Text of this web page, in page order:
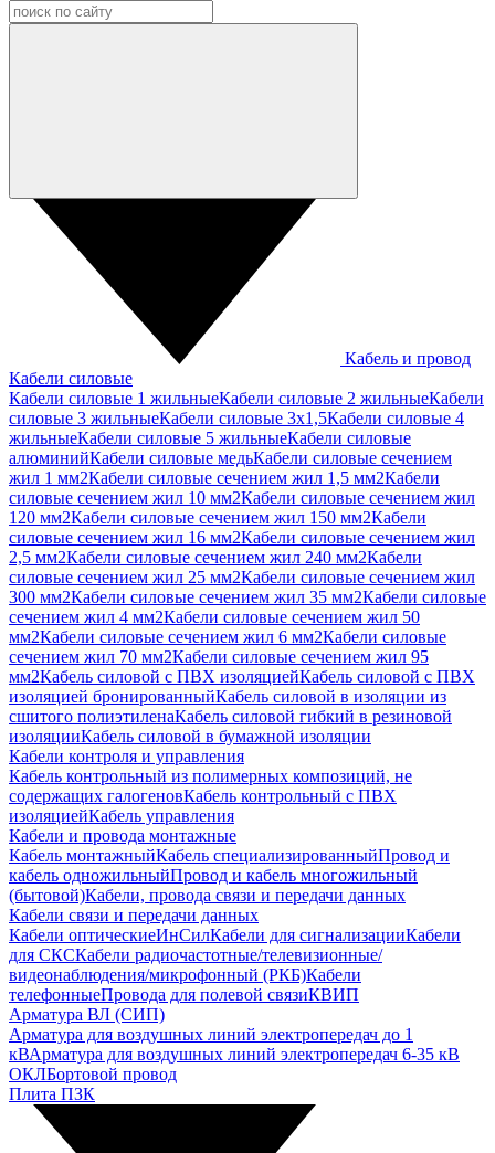
Кабель и провод
Кабели силовые
Кабели силовые 1 жильныеКабели силовые 2 жильныеКабели
силовые 3 жильныеКабели силовые 3х1,5Кабели силовые 4
жильныеКабели силовые 5 жильныеКабели силовые
алюминийКабели силовые медьКабели силовые сечением
жил 1 мм2Кабели силовые сечением жил 1,5 мм2Кабели
силовые сечением жил 10 мм2Кабели силовые сечением жил
120 мм2Кабели силовые сечением жил 150 мм2Кабели
силовые сечением жил 16 мм2Кабели силовые сечением жил
2,5 мм2Кабели силовые сечением жил 240 мм2Кабели
силовые сечением жил 25 мм2Кабели силовые сечением жил
300 мм2Кабели силовые сечением жил 35 мм2Кабели силовые
сечением жил 4 мм2Кабели силовые сечением жил 50
мм2Кабели силовые сечением жил 6 мм2Кабели силовые
сечением жил 70 мм2Кабели силовые сечением жил 95
мм2Кабель силовой с ПВХ изоляциейКабель силовой с ПВХ
изоляцией бронированныйКабель силовой в изоляции из
сшитого полиэтиленаКабель силовой гибкий в резиновой
изоляцииКабель силовой в бумажной изоляции
Кабели контроля и управления
Кабель контрольный из полимерных композиций, не
содержащих галогеновКабель контрольный с ПВХ
изоляциейКабель управления
Кабели и провода монтажные
Кабель монтажныйКабель специализированныйПровод и
кабель одножильныйПровод и кабель многожильный
(бытовой)Кабели, провода связи и передачи данных
Кабели связи и передачи данных
Кабели оптическиеИнСилКабели для сигнализацииКабели
для СКСКабели радиочастотные/телевизионные/
видеонаблюдения/микрофонный (РКБ)Кабели
телефонныеПровода для полевой связиКВИП
Арматура ВЛ (СИП)
Арматура для воздушных линий электропередач до 1
кВАрматура для воздушных линий электропередач 6-35 кВ
ОКЛБортовой провод
Плита ПЗК